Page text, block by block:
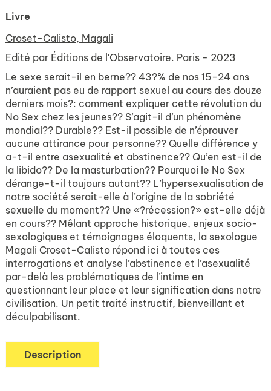
Livre
Croset-Calisto, Magali
Edité par Éditions de l'Observatoire. Paris - 2023
Le sexe serait-il en berne?? 43?% de nos 15-24 ans
n’auraient pas eu de rapport sexuel au cours des douze
derniers mois?: comment expliquer cette révolution du
No Sex chez les jeunes?? S’agit-il d’un phénomène
mondial?? Durable?? Est-il possible de n’éprouver
aucune attirance pour personne?? Quelle différence y
a-t-il entre asexualité et abstinence?? Qu’en est-il de
la libido?? De la masturbation?? Pourquoi le No Sex
dérange-t-il toujours autant?? L’hypersexualisation de
notre société serait-elle à l’origine de la sobriété
sexuelle du moment?? Une «?récession?» est-elle déjà
en cours?? Mêlant approche historique, enjeux socio-
sexologiques et témoignages éloquents, la sexologue
Magali Croset-Calisto répond ici à toutes ces
interrogations et analyse l’abstinence et l’asexualité
par-delà les problématiques de l’intime en
questionnant leur place et leur signification dans notre
civilisation. Un petit traité instructif, bienveillant et
déculpabilisant.
Description